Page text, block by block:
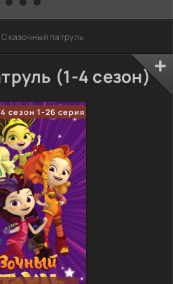
Сказочный патруль
(1-4 сезон)
сезон 1-26 серия